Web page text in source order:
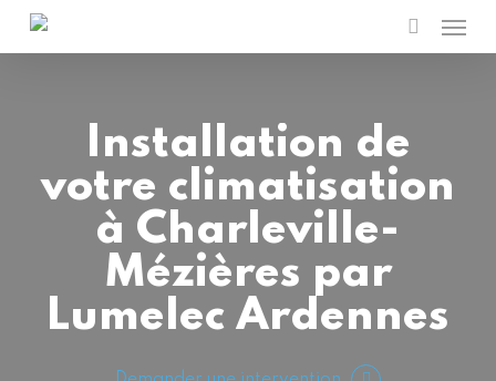
Skip
search
Installation de
votre climatisation
à Charleville-
Mézières par
Lumelec Ardennes